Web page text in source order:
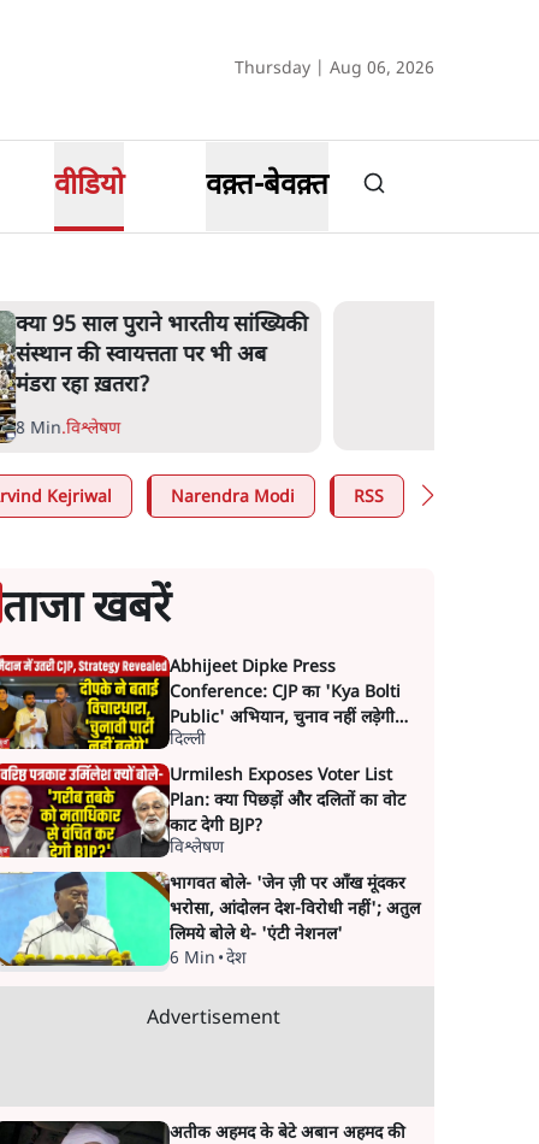
Thursday | Aug 06, 2026
वीडियो वक़्त-बेवक़्त
क्या 95 साल पुराने भारतीय सांख्यिकी
संस्थान की स्वायत्तता पर भी अब
मंडरा रहा ख़तरा?
8 Min.विश्लेषण
Kejriwal Narendra Modi RSS
ताजा खबरें
Abhijeet Dipke Press
Conference: CJP का 'Kya Bolti
Public' अभियान, चुनाव नहीं लड़ेगी
CJP!
दिल्ली
Urmilesh Exposes Voter List
Plan: क्या पिछड़ों और दलितों का वोट
काट देगी BJP?
विश्लेषण
भागवत बोले- 'जेन ज़ी पर आँख मूंदकर
भरोसा, आंदोलन देश-विरोधी नहीं'; अतुल
लिमये बोले थे- 'एंटी नेशनल'
6 Min •देश
Advertisement
अतीक अहमद के बेटे अबान अहमद की